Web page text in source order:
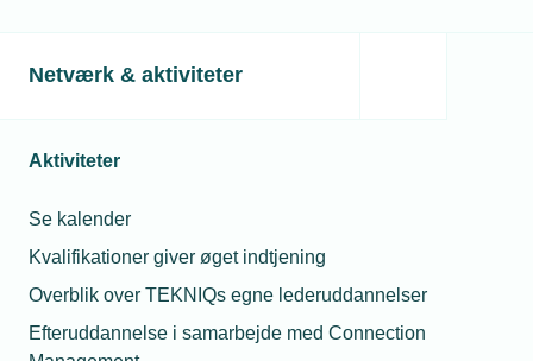
Netværk & aktiviteter
Aktiviteter
Se kalender
Kvalifikationer giver øget indtjening
Overblik over TEKNIQs egne lederuddannelser
Efteruddannelse i samarbejde med Connection
28. august 2025
Varmepumpetilskud kan blive til fradrag
Regeringen er klar til at ændre på tilskuddet til